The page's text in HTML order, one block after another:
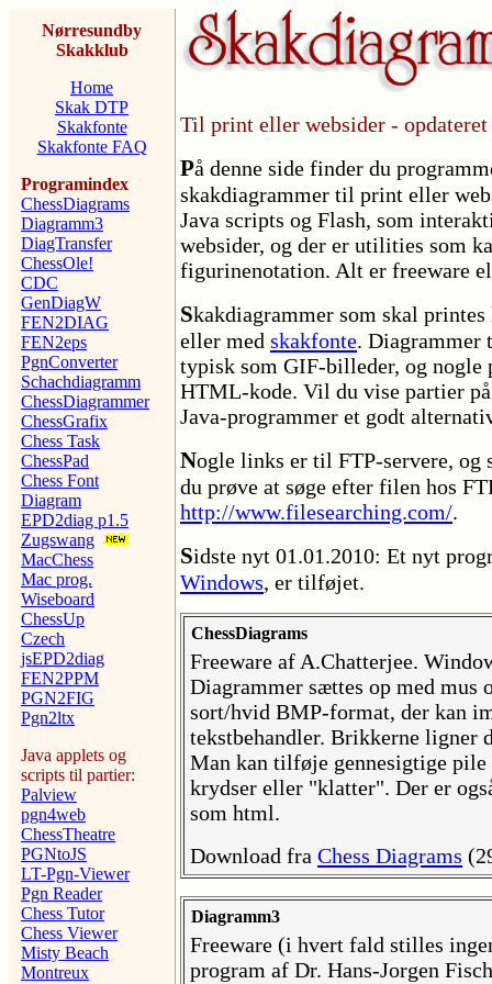
Nørresundby
Skakklub
Home
Skak DTP
Skakfonte
Skakfonte FAQ
Programindex
ChessDiagrams
Diagramm3
DiagTransfer
ChessOle!
CDC
GenDiagW
FEN2DIAG
FEN2eps
PgnConverter
Schachdiagramm
ChessDiagrammer
ChessGrafix
Chess Task
ChessPad
Chess Font
Diagram
EPD2diag p1.5
Zugswang
MacChess
Mac prog.
Wiseboard
ChessUp
Czech
jsEPD2diag
FEN2PPM
PGN2FIG
Pgn2ltx
Java applets og
scripts til partier:
Palview
pgn4web
ChessTheatre
PGNtoJS
LT-Pgn-Viewer
Pgn Reader
Chess Tutor
Chess Viewer
Misty Beach
Montreux
Til print eller websider - opdateret
På denne side finder du
skakdiagrammer til print eller
Java scripts og Flash, som
websider, og der er utilities som
figurinenotation. Alt er freeware
Skakdiagrammer som skal
eller med skakfonte. Diagrammer
typisk som GIF-billeder, og nogle
HTML-kode. Vil du vise partier
Java-programmer et godt
Nogle links er til FTP-servere, og
du prøve at søge efter filen hos
http://www.filesearching.com/.
Sidste nyt 01.01.2010: Et nyt
Windows, er tilføjet.
ChessDiagrams
Freeware af A.Chatterjee.
Diagrammer sættes op med mus
sort/hvid BMP-format, der kan
tekstbehandler. Brikkerne ligner
Man kan tilføje gennesigtige
krydser eller "klatter". Der er
som html.
Download fra Chess Diagrams
Diagramm3
Freeware (i hvert fald stilles
program af Dr. Hans-Jorgen